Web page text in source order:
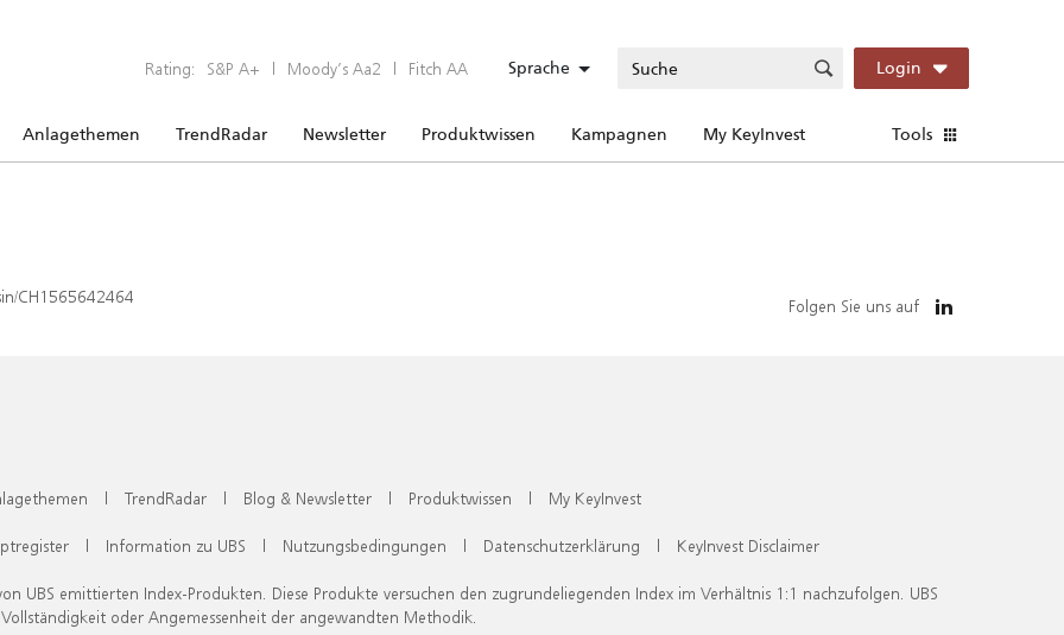
Rating: S&P A+ | Moody’s Aa2 | Fitch AA Sprache Login
Anlagethemen TrendRadar Newsletter Produktwissen Kampagnen My KeyInvest Tools
CH1565642464 Folgen Sie uns auf
| TrendRadar | Blog & Newsletter | Produktwissen | My KeyInvest
| Information zu UBS | Nutzungsbedingungen | Datenschutzerklärung | KeyInvest Disclaimer
UBS emittierten Index-Produkten. Diese Produkte versuchen den zugrundeliegenden Index im Verhältnis 1:1 nachzufolgen. UBS
oder Angemessenheit der angewandten Methodik.